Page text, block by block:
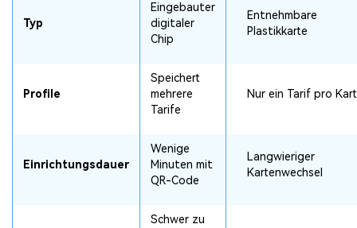
Typ
Eingebauter
digitaler
Chip
Entnehmbare
Plastikkarte
Profile
Speichert
mehrere
Tarife
Nur ein Tarif pro
Einrichtungsdauer
Wenige
Minuten mit
QR-Code
Langwieriger
Kartenwechsel
Schwer zu